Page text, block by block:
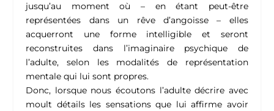
jusqu’au moment où – en étant peut-être
représentées dans un rêve d’angoisse – elles
acquerront une forme intelligible et seront
reconstruites dans l’imaginaire psychique de
l’adulte, selon les modalités de représentation
mentale qui lui sont propres.
Donc, lorsque nous écoutons l’adulte décrire avec
moult détails les sensations que lui affirme avoir